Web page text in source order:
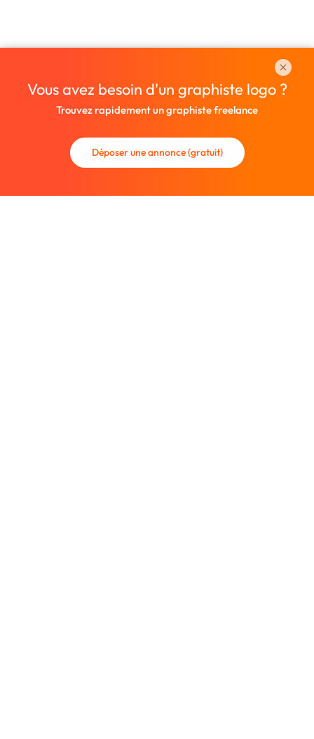
Vous avez besoin d'un graphiste logo ?
Trouvez rapidement un graphiste freelance
Déposer une annonce (gratuit)